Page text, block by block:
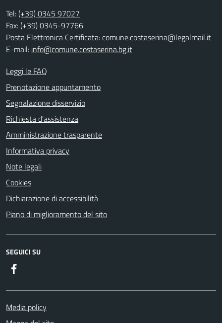
Tel:(+39) 0345 97027
Fax: (+39) 0345-97766
Posta Elettronica Certificata:comune.costaserina@legalmail.it
E-mail: info@comune.costaserina.bg.it
Leggi le FAQ
Prenotazione appuntamento
Segnalazione disservizio
Richiesta d'assistenza
Amministrazione trasparente
Informativa privacy
Note legali
Cookies
Dichiarazione di accessibilità
Piano di miglioramento del sito
SEGUICI SU
Media policy